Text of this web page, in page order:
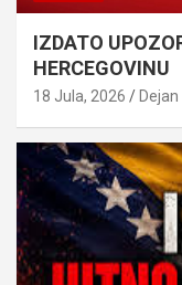
IZDATO
HERCEGOVINU
18 Jula, 2026 Dejan